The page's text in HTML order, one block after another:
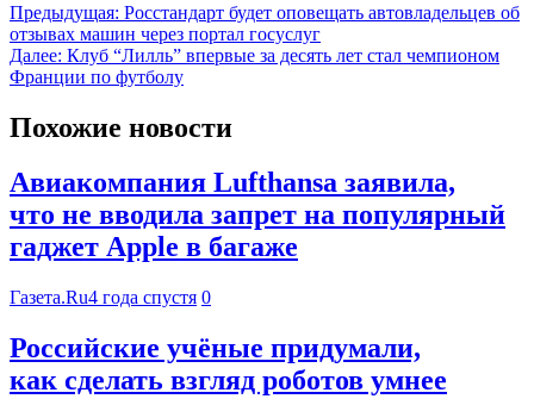
Предыдущая: Росстандарт будет оповещать автовладельцев об
отзывах машин через портал госуслуг
Далее: Клуб “Лилль” впервые за десять лет стал чемпионом
Франции по футболу
Похожие новости
Авиакомпания Lufthansa заявила,
что не вводила запрет на популярный
гаджет Apple в багаже
Газета.Ru4 года спустя 0
Российские учёные придумали,
как сделать взгляд роботов умнее